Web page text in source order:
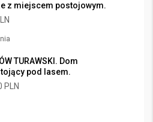
z miejscem postojowym.
TURAWSKI. Dom
pod lasem.
PLN